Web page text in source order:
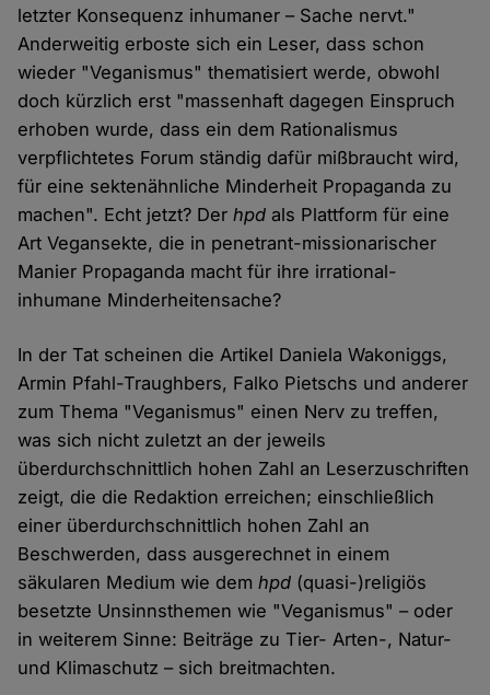
letzter Konsequenz inhumaner – Sache nervt."
Anderweitig erboste sich ein Leser, dass schon
wieder "Veganismus" thematisiert werde, obwohl
doch kürzlich erst "massenhaft dagegen Einspruch
erhoben wurde, dass ein dem Rationalismus
verpflichtetes Forum ständig dafür mißbraucht wird,
für eine sektenähnliche Minderheit Propaganda zu
machen". Echt jetzt? Derhpd als Plattform für eine
Art Vegansekte, die in penetrant-missionarischer
Manier Propaganda macht für ihre irrational-
inhumane Minderheitensache?
In der Tat scheinen die Artikel Daniela Wakoniggs,
Armin Pfahl-Traughbers, Falko Pietschs und anderer
zum Thema "Veganismus" einen Nerv zu treffen,
was sich nicht zuletzt an der jeweils
überdurchschnittlich hohen Zahl an Leserzuschriften
zeigt, die die Redaktion erreichen; einschließlich
einer überdurchschnittlich hohen Zahl an
Beschwerden, dass ausgerechnet in einem
säkularen Medium wie demhpd (quasi-)religiös
besetzte Unsinnsthemen wie "Veganismus" – oder
in weiterem Sinne: Beiträge zu Tier- Arten-, Natur-
und Klimaschutz – sich breitmachten.